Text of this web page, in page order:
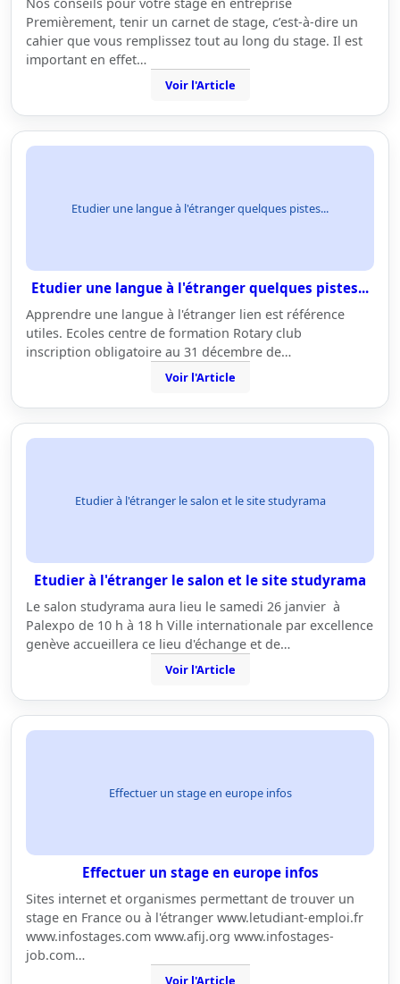
Premièrement, tenir un carnet de stage, c’est-à-dire un
cahier que vous remplissez tout au long du stage. Il est
important en effet…
Voir l'Article
Etudier une langue à l'étranger quelques pistes...
Etudier une langue à l'étranger quelques pistes...
Apprendre une langue à l'étranger lien est référence
utiles. Ecoles centre de formation Rotary club
inscription obligatoire au 31 décembre de…
Voir l'Article
Etudier à l'étranger le salon et le site studyrama
Etudier à l'étranger le salon et le site studyrama
Le salon studyrama aura lieu le samedi 26 janvier à
Palexpo de 10 h à 18 h Ville internationale par excellence
genève accueillera ce lieu d'échange et de…
Voir l'Article
Effectuer un stage en europe infos
Effectuer un stage en europe infos
Sites internet et organismes permettant de trouver un
stage en France ou à l'étranger www.letudiant-emploi.fr
www.infostages.com www.afij.org www.infostages-
job.com…
Voir l'Article